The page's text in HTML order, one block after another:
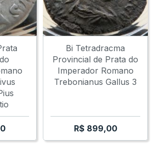
Bi Tetradracma
Provincial de Prata do
Imperador Romano
Trebonianus Gallus 3
R$ 899,00